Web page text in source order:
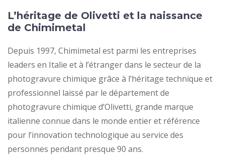
L’héritage de Olivetti et la naissance
de Chimimetal
Depuis 1997, Chimimetal est parmi les entreprises
leaders en Italie et à l’étranger dans le secteur de la
photogravure chimique grâce à l’héritage technique et
professionnel laissé par le département de
photogravure chimique d’Olivetti, grande marque
italienne connue dans le monde entier et référence
pour l’innovation technologique au service des
personnes pendant presque 90 ans.